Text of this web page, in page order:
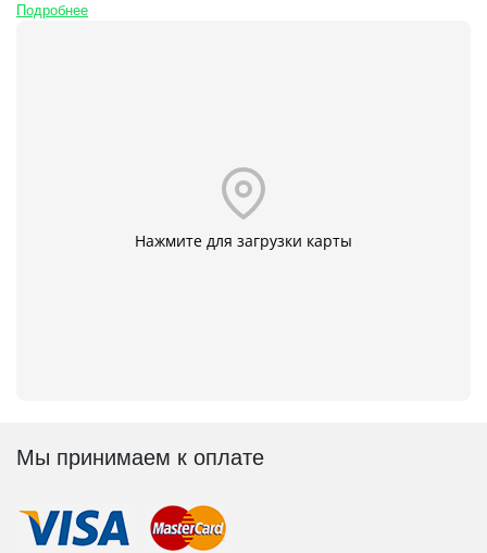
Подробнее
Нажмите для загрузки карты
Мы принимаем к оплате